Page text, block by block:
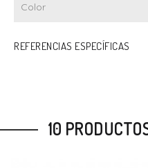
Color
REFERENCIAS ESPECÍFICAS
10